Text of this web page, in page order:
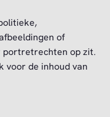
of
portretrechten op zit.
voor de inhoud van